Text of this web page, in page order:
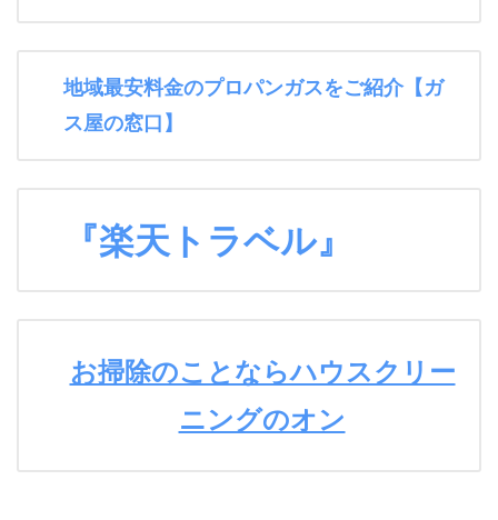
地域最安料金のプロパンガスをご紹介【ガ
ス屋の窓口】
『楽天トラベル』
お掃除のことならハウスクリー
ニングのオン